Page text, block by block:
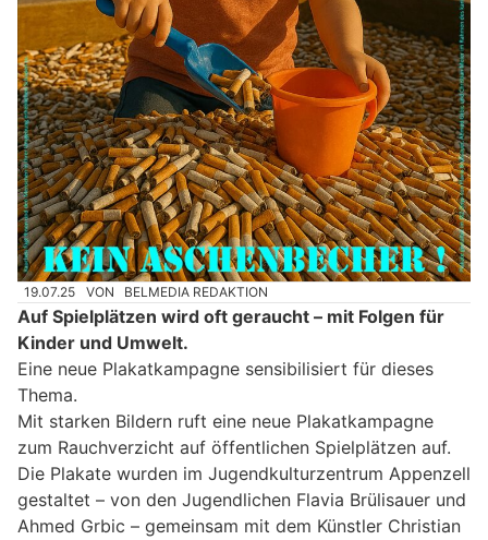
19.07.25 VON BELMEDIA REDAKTION
Auf Spielplätzen wird oft geraucht – mit Folgen für
Kinder und Umwelt.
Eine neue Plakatkampagne sensibilisiert für dieses
Thema.
Mit starken Bildern ruft eine neue Plakatkampagne
zum Rauchverzicht auf öffentlichen Spielplätzen auf.
Die Plakate wurden im Jugendkulturzentrum Appenzell
gestaltet – von den Jugendlichen Flavia Brülisauer und
Ahmed Grbic – gemeinsam mit dem Künstler Christian